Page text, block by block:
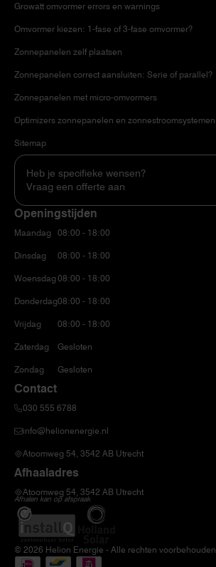
Growatt omvormer errors en warnings
Omvormer kiezen: 1-fase of 3-fase omvormer?
Zonnepanelen zelf plaatsen
Zonnepanelen correct aansluiten: Serie of parallel?
Zonnepanelen met micro-omvormers
Optimizers zonnepanelen en zonnestroomsystemen
Sitemap
Heb je specifieke wensen?
Vraag een offerte aan
Openingstijden
Maandag
Dinsdag
Woensdag
Donderdag
Vrijdag
Zaterdag
Zondag
08:00 - 18:00
08:00 - 18:00
08:00 - 18:00
08:00 - 18:00
08:00 - 18:00
Gesloten
Gesloten
Contact
030 555 6788
info@helionenergie.nl
Atoomweg 54, 3542 AB Utrecht
Afhaaladres
Atoomweg 54, 3542 AB Utrecht
Afhalen kan op afspraak
© 2026 Helion Energie - Alle rechten voorbehouden